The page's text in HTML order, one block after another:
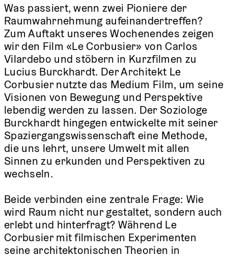
Was passiert, wenn zwei Pioniere der
Raumwahrnehmung aufeinandertreffen?
Zum Auftakt unseres Wochenendes zeigen
wir den Film «Le Corbusier» von Carlos
Vilardebo und stöbern in Kurzfilmen zu
Lucius Burckhardt. Der Architekt Le
Corbusier nutzte das Medium Film, um seine
Visionen von Bewegung und Perspektive
lebendig werden zu lassen. Der Soziologe
Burckhardt hingegen entwickelte mit seiner
Spaziergangswissenschaft eine Methode,
die uns lehrt, unsere Umwelt mit allen
Sinnen zu erkunden und Perspektiven zu
wechseln.
Beide verbinden eine zentrale Frage: Wie
wird Raum nicht nur gestaltet, sondern auch
erlebt und hinterfragt? Während Le
Corbusier mit filmischen Experimenten
seine architektonischen Theorien in